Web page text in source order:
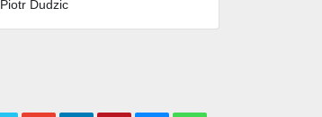
Piotr Dudzic